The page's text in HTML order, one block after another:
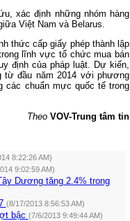
xác định những nhóm hàng
Việt Nam và Belarus
thức cấp giấy phép thành lập
lĩnh vực tổ chức mua bán
định của pháp luật. Dự kiến,
từ đầu năm 2014 với phương
các chuẩn mực quốc tế trong
Theo VOV-Trung tâm tin
8:22:26 AM)
9:02:59 AM)
Dương tăng 2.4% trong
(8/17/2013 8:56:53 AM)
bậc (7/6/2013 9:49:44 AM)